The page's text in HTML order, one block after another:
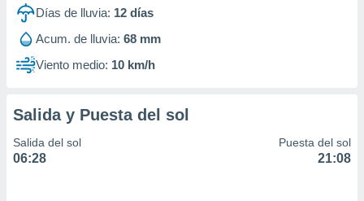
Días de lluvia: 12 días
Acum. de lluvia: 68 mm
Viento medio: 10 km/h
Salida y Puesta del sol
Salida del sol
06:28
Puesta del sol
21:08